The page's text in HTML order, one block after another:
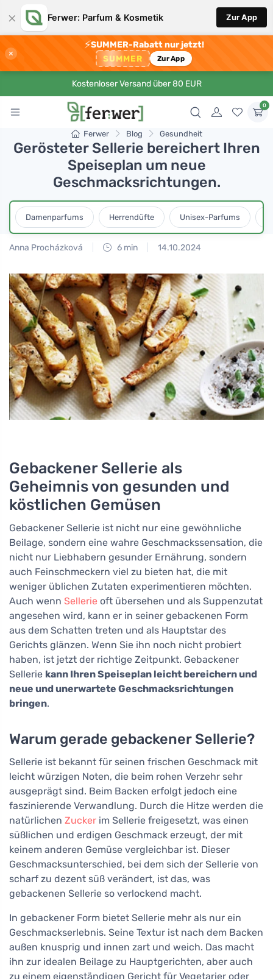
× Ferwer: Parfum & Kosmetik Zur App
×
⚡SUMMER-Rabatt nur jetzt!
SUMMER Zur App
Kostenloser Versand über 80 EUR
0
Ferwer Blog Gesundheit
Gerösteter Sellerie bereichert Ihren
Speiseplan um neue
Geschmacksrichtungen.
Damenparfums Herrendüfte Unisex-Parfums
Anna Procházková 6 min 14.10.2024
Gebackener Sellerie als
Geheimnis von gesunden und
köstlichen Gemüsen
Gebackener Sellerie ist nicht nur eine gewöhnliche
Beilage, sondern eine wahre Geschmackssensation, die
nicht nur Liebhabern gesunder Ernährung, sondern
auch Feinschmeckern viel zu bieten hat, die mit
weniger üblichen Zutaten experimentieren möchten.
Auch wenn Sellerie oft übersehen und als Suppenzutat
angesehen wird, kann er in seiner gebackenen Form
aus dem Schatten treten und als Hauptstar des
Gerichts glänzen. Wenn Sie ihn noch nicht probiert
haben, ist jetzt der richtige Zeitpunkt. Gebackener
Sellerie kann Ihren Speiseplan leicht bereichern und
neue und unerwartete Geschmacksrichtungen
bringen.
Warum gerade gebackener Sellerie?
Sellerie ist bekannt für seinen frischen Geschmack mit
leicht würzigen Noten, die beim rohen Verzehr sehr
ausgeprägt sind. Beim Backen erfolgt jedoch eine
faszinierende Verwandlung. Durch die Hitze werden die
natürlichen Zucker im Sellerie freigesetzt, was einen
süßlichen und erdigen Geschmack erzeugt, der mit
keinem anderen Gemüse vergleichbar ist. Dieser
Geschmacksunterschied, bei dem sich der Sellerie von
scharf zu dezent süß verändert, ist das, was
gebackenen Sellerie so verlockend macht.
In gebackener Form bietet Sellerie mehr als nur ein
Geschmackserlebnis. Seine Textur ist nach dem Backen
außen knusprig und innen zart und weich. Das macht
ihn zur idealen Beilage zu Hauptgerichten, aber auch
zu einem eigenständigen Gericht für Vegetarier oder